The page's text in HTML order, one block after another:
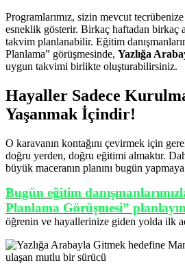
Programlarımız, sizin mevcut
esneklik gösterir. Birkaç haftadan birkaç
takvim planlanabilir. Eğitim
Planlama” görüşmesinde, Yazlığa
uygun takvimi birlikte oluşturabilirsiniz.
Hayaller Sadece
Yaşanmak İçindir!
O karavanın kontağını çevirmek için
doğru yerden, doğru eğitimi almaktır.
büyük maceranın planını bugün
Bugün eğitim
Planlama Görüşmesi” planlayın
öğrenin ve hayallerinize giden yolda ilk